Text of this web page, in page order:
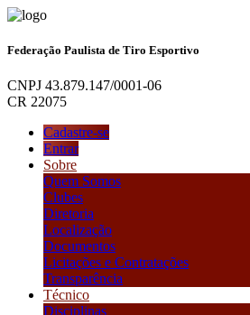
Federação Paulista de Tiro Esportivo
CNPJ 43.879.147/0001-06
CR 22075
Cadastre-se
Entrar
Sobre
Quem Somos
Clubes
Diretoria
Localização
Documentos
Licitações e Contratações
Transparência
Técnico
Disciplinas